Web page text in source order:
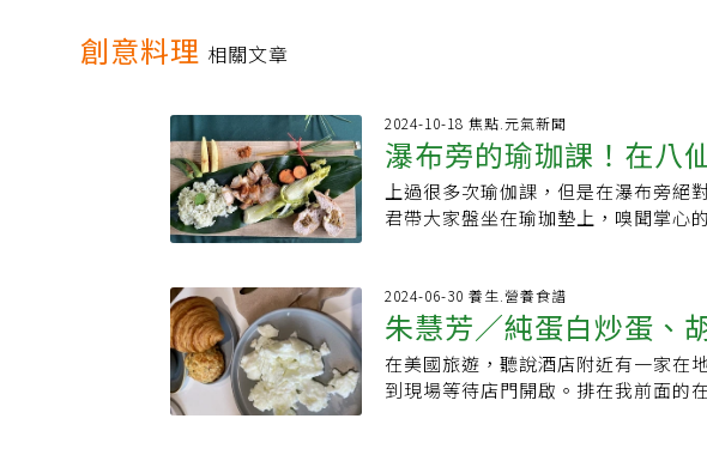
創意料理 相關文章
2024-10-18 焦點.元氣新聞
瀑布旁的瑜珈課！在八
林療癒力
上過很多次瑜伽課，但是在瀑布旁絕
君帶大家盤坐在瑜珈墊上，嗅聞掌心
癒活動，把大家從台北一路帶到位於
遊覽車從台中市區開始駛進山區，放
也開始不同。活動前，先為每位學員
POMS情緒問卷，預計活動結束後再
有太多科學實證，但親自體驗還是很
2024-06-30 養生.營養食譜
朱慧芳／純蛋白炒蛋、
意料理無肉也歡
在美國旅遊，聽說酒店附近有一家在
到現場等待店門開啟。排在我前面的